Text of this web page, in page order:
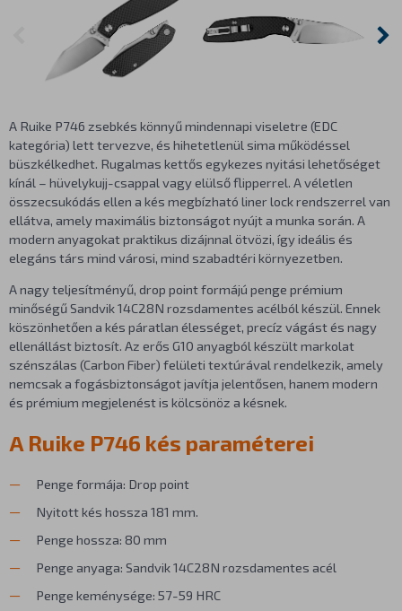
A Ruike P746 zsebkés könnyű mindennapi viseletre (EDC
kategória) lett tervezve, és hihetetlenül sima működéssel
büszkélkedhet. Rugalmas kettős egykezes nyitási lehetőséget
kínál – hüvelykujj-csappal vagy elülső flipperrel. A véletlen
összecsukódás ellen a kés megbízható liner lock rendszerrel van
ellátva, amely maximális biztonságot nyújt a munka során. A
modern anyagokat praktikus dizájnnal ötvözi, így ideális és
elegáns társ mind városi, mind szabadtéri környezetben.
A nagy teljesítményű, drop point formájú penge prémium
minőségű Sandvik 14C28N rozsdamentes acélból készül. Ennek
köszönhetően a kés páratlan élességet, precíz vágást és nagy
ellenállást biztosít. Az erős G10 anyagból készült markolat
szénszálas (Carbon Fiber) felületi textúrával rendelkezik, amely
nemcsak a fogásbiztonságot javítja jelentősen, hanem modern
és prémium megjelenést is kölcsönöz a késnek.
A Ruike P746 kés paraméterei
Penge formája: Drop point
Nyitott kés hossza 181 mm.
Penge hossza: 80 mm
Penge anyaga: Sandvik 14C28N rozsdamentes acél
Penge keménysége: 57-59 HRC